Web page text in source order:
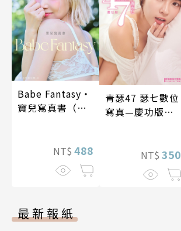
Babe Fantasy‧
寶兒寫真書（加
NT$ 488
青瑟47 瑟七數位
寫真—慶功版
NT$ 350
最新報紙